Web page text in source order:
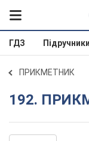
ГДЗ Підручники
ПРИКМЕТНИК
192.